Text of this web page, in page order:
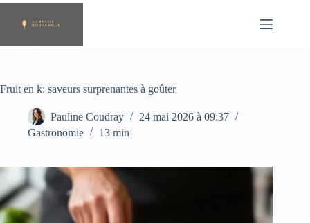
Passer
contenu
Fruit en k: saveurs surprenantes à goûter
Pauline Coudray
24 mai 2026 à 09:37
Gastronomie
13 min